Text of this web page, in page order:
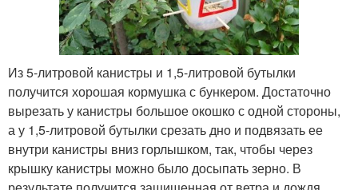
Из 5-литровой канистры и 1,5-литровой бутылки
получится хорошая кормушка с бункером. Достаточно
вырезать у канистры большое окошко с одной стороны,
а у 1,5-литровой бутылки срезать дно и подвязать ее
внутри канистры вниз горлышком, так, чтобы через
крышку канистры можно было досыпать зерно. В